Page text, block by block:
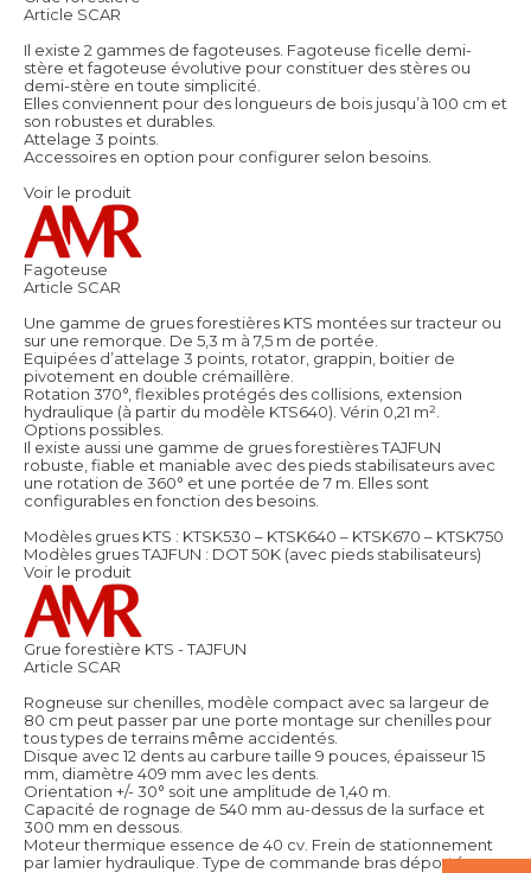
Article SCAR
Il existe 2 gammes de fagoteuses. Fagoteuse ficelle demi-
stère et fagoteuse évolutive pour constituer des stères ou
demi-stère en toute simplicité.
Elles conviennent pour des longueurs de bois jusqu’à 100 cm et
son robustes et durables.
Attelage 3 points.
Accessoires en option pour configurer selon besoins.
Voir le produit
Fagoteuse
Article SCAR
Une gamme de grues forestières KTS montées sur tracteur ou
sur une remorque. De 5,3 m à 7,5 m de portée.
Equipées d’attelage 3 points, rotator, grappin, boitier de
pivotement en double crémaillère.
Rotation 370°, flexibles protégés des collisions, extension
hydraulique (à partir du modèle KTS640). Vérin 0,21 m².
Options possibles.
Il existe aussi une gamme de grues forestières TAJFUN
robuste, fiable et maniable avec des pieds stabilisateurs avec
une rotation de 360° et une portée de 7 m. Elles sont
configurables en fonction des besoins.
Modèles grues KTS : KTSK530 – KTSK640 – KTSK670 – KTSK750
Modèles grues TAJFUN : DOT 50K (avec pieds stabilisateurs)
Voir le produit
Grue forestière KTS - TAJFUN
Article SCAR
Rogneuse sur chenilles, modèle compact avec sa largeur de
80 cm peut passer par une porte montage sur chenilles pour
tous types de terrains même accidentés.
Disque avec 12 dents au carbure taille 9 pouces, épaisseur 15
mm, diamètre 409 mm avec les dents.
Orientation +/- 30° soit une amplitude de 1,40 m.
Capacité de rognage de 540 mm au-dessus de la surface et
300 mm en dessous.
Moteur thermique essence de 40 cv. Frein de stationnement
par lamier hydraulique. Type de commande bras déporté sur